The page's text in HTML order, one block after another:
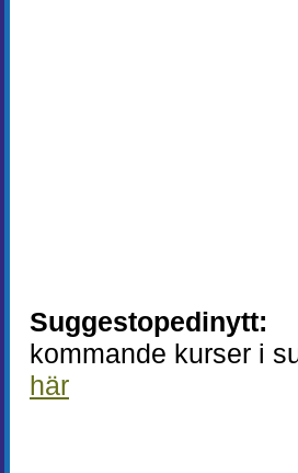
Suggestopedinytt:
kommande kurser i
här